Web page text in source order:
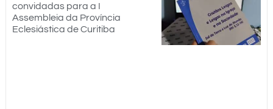
convidadas para a I
Assembleia da Província
Eclesiástica de Curitiba